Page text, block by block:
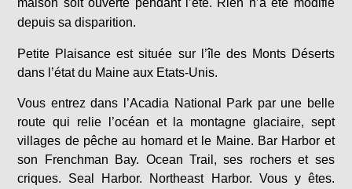
depuis sa disparition.
Petite Plaisance est située sur l’île des Monts Déserts
dans l’état du Maine aux Etats-Unis.
Vous entrez dans l’Acadia National Park par une belle
route qui relie l’océan et la montagne glaciaire, sept
villages de pêche au homard et le Maine. Bar Harbor et
son Frenchman Bay. Ocean Trail, ses rochers et ses
criques. Seal Harbor. Northeast Harbor. Vous y êtes.